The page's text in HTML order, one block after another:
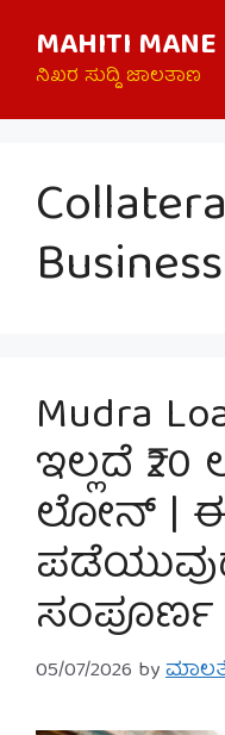
content
MAHITI MANE
ನಿಖರ ಸುದ್ದಿ ಜಾಲತಾಣ
Mudra
ಇಲ್ಲದೆ ₹20
ಲೋನ್ |
05/07/2026 by